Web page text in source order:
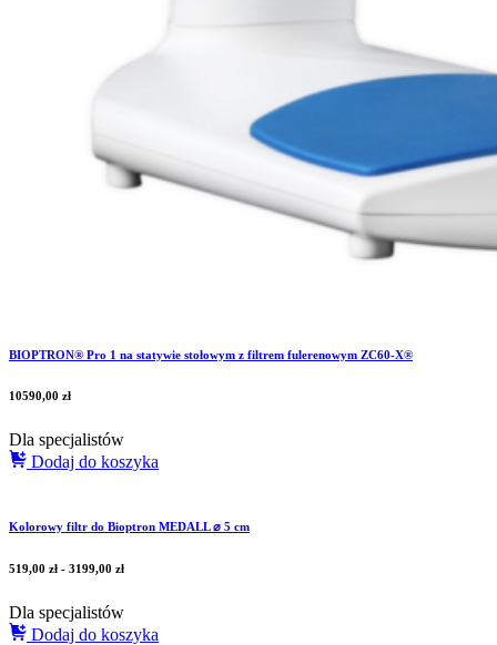
BIOPTRON® Pro 1 na statywie stołowym z filtrem fulerenowym ZC60-X®
10590,00 zł
Dla specjalistów
Dodaj do koszyka
Kolorowy filtr do Bioptron MEDALL ⌀ 5 cm
519,00 zł - 3199,00 zł
Dla specjalistów
Dodaj do koszyka